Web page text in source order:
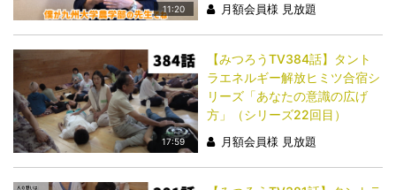
11:20 月額会員様 見放題
17:59
【みつろうTV384話】タント
ラエネルギー解放ヒミツ合宿シ
リーズ「あなたの意識の広げ
方」（シリーズ22回目）
月額会員様 見放題